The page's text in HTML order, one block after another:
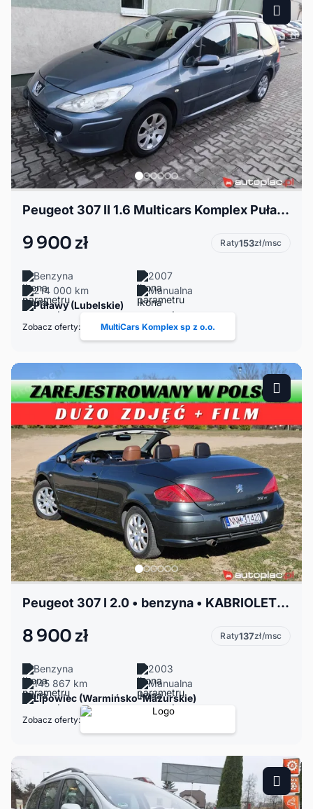
Peugeot 307 II 1.6 Multicars Komplex Puławy
9 900 zł Raty153zł/msc
Benzyna
2007
214 000 km
Manualna
Puławy (Lubelskie)
Zobacz oferty: MultiCars Komplex sp z o.o.
Peugeot 307 I 2.0 • benzyna • KABRIOLET • KAMERA COFANIA • ALU • KLIMA
8 900 zł Raty137zł/msc
Benzyna
2003
145 867 km
Manualna
Lipowiec (Warmińsko-Mazurskie)
Zobacz oferty: